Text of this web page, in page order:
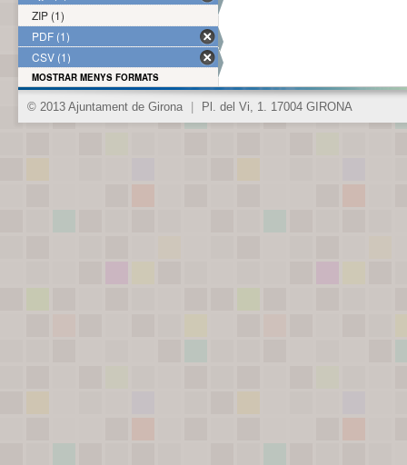
ZIP (1)
PDF (1)
CSV (1)
MOSTRAR MENYS FORMATS
© 2013 Ajuntament de Girona Pl. del Vi, 1. 17004 GIRONA